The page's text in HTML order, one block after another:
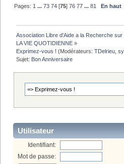
Pages: 1 ...73 74 [75]76 77 ...81
En haut
Association Libre d'Aide a la Recherche sur
LA VIE QUOTIDIENNE »
Exprimez-vous ! (Modérateurs:TDelrieu,
Sujet: Bon Anniversaire
Utilisateur
Identifiant:
Mot de passe: